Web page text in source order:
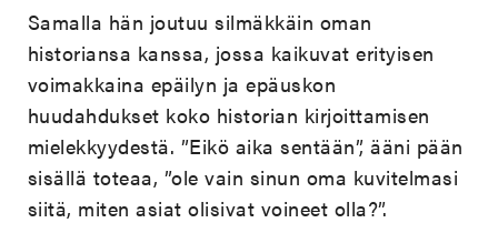
Samalla hän joutuu silmäkkäin oman
historiansa kanssa, jossa kaikuvat erityisen
voimakkaina epäilyn ja epäuskon
huudahdukset koko historian kirjoittamisen
mielekkyydestä. ”Eikö aika sentään”, ääni pään
sisällä toteaa, ”ole vain sinun oma kuvitelmasi
siitä, miten asiat olisivat voineet olla?”.